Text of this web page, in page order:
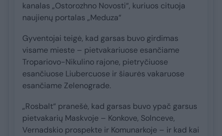
kanalas „Ostorozhno Novosti“, kuriuos cituoja
naujienų portalas „Meduza“
Gyventojai teigė, kad garsas buvo girdimas
visame mieste – pietvakariuose esančiame
Tropariovo-Nikulino rajone, pietryčiuose
esančiuose Liubercuose ir šiaurės vakaruose
esančiame Zelenograde.
„Rosbalt“ pranešė, kad garsas buvo ypač garsus
pietvakarių Maskvoje – Konkove, Solnceve,
Vernadskio prospekte ir Komunarkoje – ir kad kai